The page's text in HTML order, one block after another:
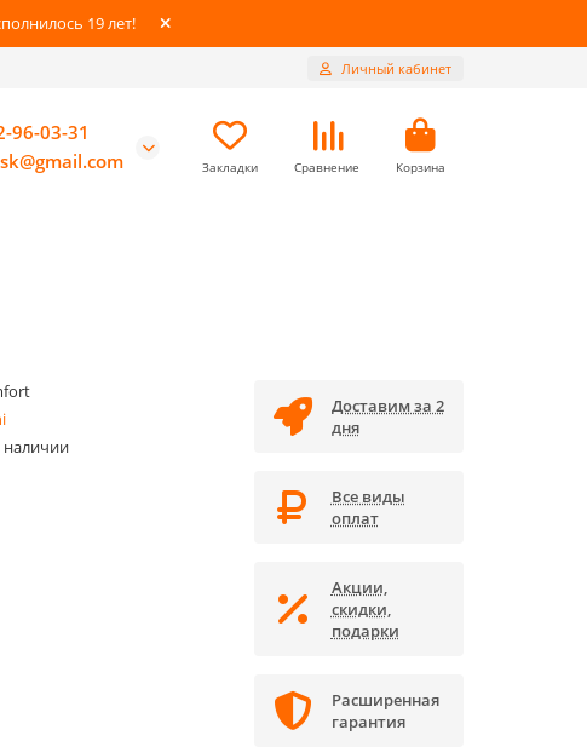
19 лет!
Личный кабинет
96-03-31
Закладки Сравнение Корзина
наличии
Доставим за 2
дня
Все виды
оплат
Акции,
скидки,
подарки
Расширенная
гарантия